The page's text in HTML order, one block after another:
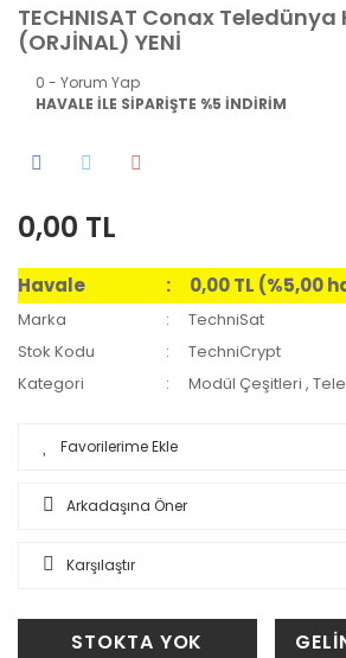
TECHNISAT Conax Teledünya
(ORJİNAL) YENİ
0 - Yorum Yap
HAVALE İLE SİPARİŞTE %5 İNDİRİM
0,00 TL
Havale 0,00 TL (%5,00
Marka
TechniSat
Stok Kodu
TechniCrypt
Kategori
Modül Çeşitleri ,
Arkadaşına Öner
Karşılaştır
STOKTA YOK